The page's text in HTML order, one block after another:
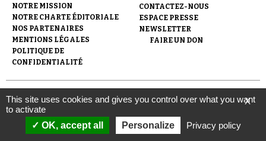
NOTRE MISSION
NOTRE CHARTE ÉDITORIALE
NOS PARTENAIRES
MENTIONS LÉGALES
POLITIQUE DE
CONFIDENTIALITÉ
CONTACTEZ-NOUS
ESPACE PRESSE
NEWSLETTER
FAIRE UN DON
© 2007- 2026 Conspiracy Watch | Une réalisation de
l'Observatoire du conspirationnisme (association loi de 1901) avec
le soutien de la Fondation pour la Mémoire de la Shoah.
X
This site uses cookies and gives you control over what you want
to activate
OK, accept all
Personalize Privacy policy